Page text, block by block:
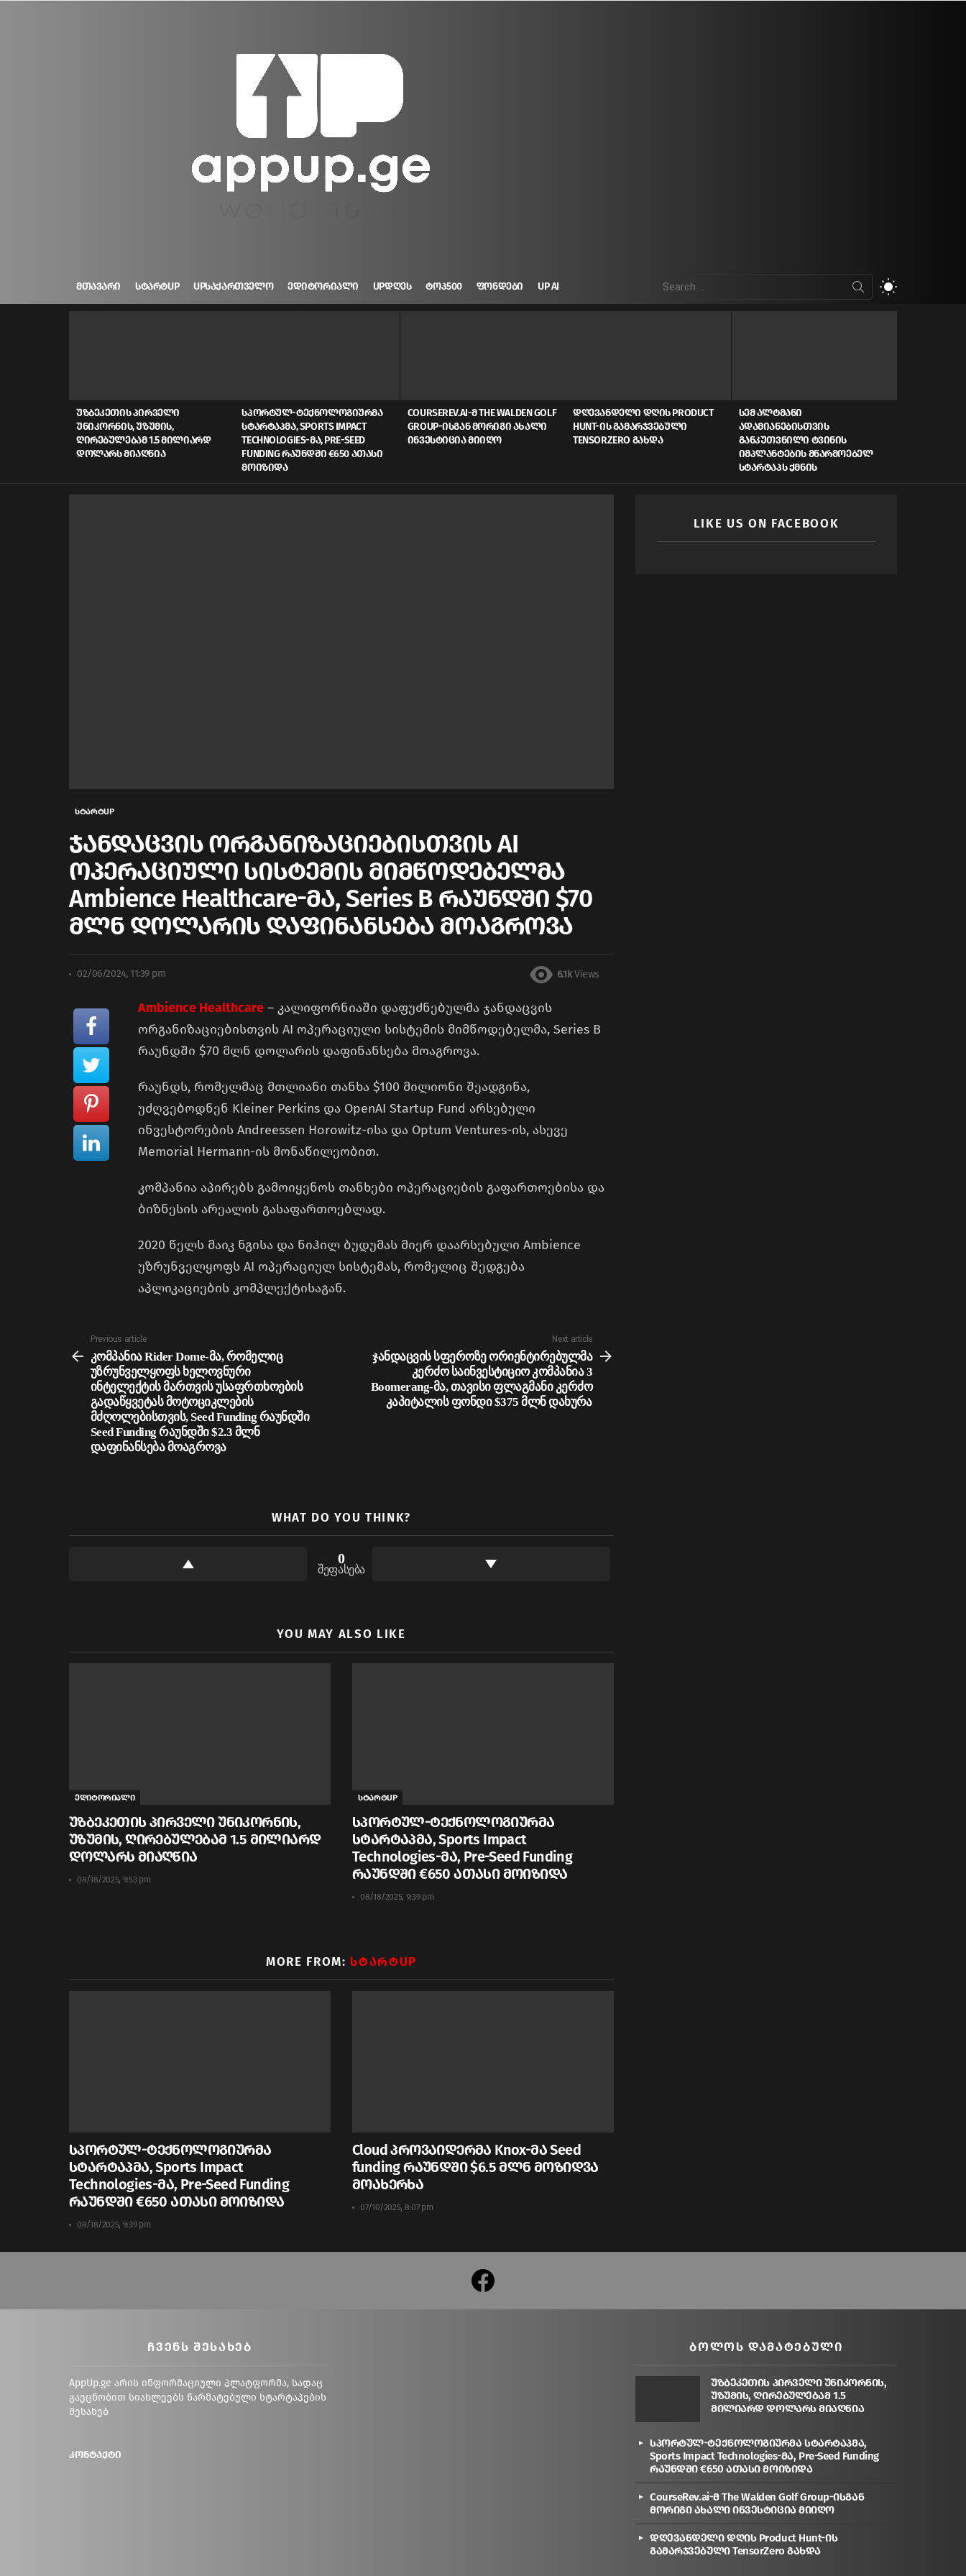
ᲛᲗᲐᲕᲐᲠᲘ ᲡᲢᲐᲠᲢUP UPᲡᲐᲥᲐᲠᲗᲕᲔᲚᲝ ᲔᲓᲘᲢᲝᲠᲘᲐᲚᲘ UPᲓᲦᲔᲡ ᲢᲝᲞ500 ᲤᲝᲜᲓᲔᲑᲘ UP AI
for:
ᲣᲖᲑᲔᲙᲔᲗᲘᲡ ᲞᲘᲠᲕᲔᲚᲘ
ᲣᲜᲘᲙᲝᲠᲜᲘᲡ, ᲣᲖᲣᲛᲘᲡ,
ᲦᲘᲠᲔᲑᲣᲚᲔᲑᲐᲛ 1.5 ᲛᲘᲚᲘᲐᲠᲓ
ᲓᲝᲚᲐᲠᲡ ᲛᲘᲐᲦᲬᲘᲐ
ᲡᲞᲝᲠᲢᲣᲚ-ᲢᲔᲥᲜᲝᲚᲝᲒᲘᲣᲠᲛᲐ
ᲡᲢᲐᲠᲢᲐᲞᲛᲐ, SPORTS IMPACT
TECHNOLOGIES-ᲛᲐ, PRE-SEED
FUNDING ᲠᲐᲣᲜᲓᲨᲘ €650 ᲐᲗᲐᲡᲘ
ᲛᲝᲘᲖᲘᲓᲐ
COURSEREV.AI-Მ THE WALDEN GOLF
GROUP-ᲘᲡᲒᲐᲜ ᲛᲝᲠᲘᲒᲘ ᲐᲮᲐᲚᲘ
ᲘᲜᲕᲔᲡᲢᲘᲪᲘᲐ ᲛᲘᲘᲦᲝ
ᲓᲦᲔᲕᲐᲜᲓᲔᲚᲘ ᲓᲦᲘᲡ PRODUCT
HUNT-ᲘᲡ ᲒᲐᲛᲐᲠᲯᲕᲔᲑᲣᲚᲘ
TENSORZERO ᲒᲐᲮᲓᲐ
ᲡᲔᲛ ᲐᲚᲢᲛᲐᲜᲘ
ᲐᲓᲐᲛᲘᲐᲜᲔᲑᲘᲡᲗᲕᲘᲡ
ᲒᲐᲜᲙᲣᲗᲕᲜᲘᲚᲘ ᲢᲕᲘᲜᲘᲡ
ᲘᲛᲞᲚᲐᲜᲢᲔᲑᲘᲡ ᲛᲬᲐᲠᲛᲝᲔᲑᲔᲚ
ᲡᲢᲐᲠᲢᲐᲞᲡ ᲥᲛᲜᲘᲡ
სტარტUP
ჯანდაცვის ორგანიზაციებისთვის AI
ოპერაციული სისტემის მიმწოდებელმა
Ambience Healthcare-მა, Series B რაუნდში $70
მლნ დოლარის დაფინანსება მოაგროვა
02/06/2024, 11:39 pm 6.1k Views
Ambience Healthcare – კალიფორნიაში დაფუძნებულმა ჯანდაცვის
ორგანიზაციებისთვის AI ოპერაციული სისტემის მიმწოდებელმა, Series B
რაუნდში $70 მლნ დოლარის დაფინანსება მოაგროვა.
რაუნდს, რომელმაც მთლიანი თანხა $100 მილიონი შეადგინა,
უძღვებოდნენ Kleiner Perkins და OpenAI Startup Fund არსებული
ინვესტორების Andreessen Horowitz-ისა და Optum Ventures-ის, ასევე
Memorial Hermann-ის მონაწილეობით.
კომპანია აპირებს გამოიყენოს თანხები ოპერაციების გაფართოებისა და
ბიზნესის არეალის გასაფართოებლად.
2020 წელს მაიკ ნგისა და ნიჰილ ბუდუმას მიერ დაარსებული Ambience
უზრუნველყოფს AI ოპერაციულ სისტემას, რომელიც შედგება
აპლიკაციების კომპლექტისაგან.
more
Previous article
კომპანია Rider Dome-მა, რომელიც
უზრუნველყოფს ხელოვნური
ინტელექტის მართვის უსაფრთხოების
გადაწყვეტას მოტოციკლების
მძღოლებისთვის, Seed Funding რაუნდში
Seed Funding რაუნდში $2.3 მლნ
დაფინანსება მოაგროვა
Next article
ჯანდაცვის სფეროზე ორიენტირებულმა
კერძო საინვესტიციო კომპანია 3
Boomerang-მა, თავისი ფლაგმანი კერძო
კაპიტალის ფონდი $375 მლნ დახურა
WHAT DO YOU THINK?
0
შეფასება
YOU MAY ALSO LIKE
ედიტორიალი
უზბეკეთის პირველი უნიკორნის,
უზუმის, ღირებულებამ 1.5 მილიარდ
დოლარს მიაღწია
08/18/2025, 9:53 pm
სტარტUP
სპორტულ-ტექნოლოგიურმა
სტარტაპმა, Sports Impact
Technologies-მა, Pre-Seed Funding
რაუნდში €650 ათასი მოიზიდა
08/18/2025, 9:39 pm
MORE FROM: ᲡᲢᲐᲠᲢUP
სპორტულ-ტექნოლოგიურმა
სტარტაპმა, Sports Impact
Technologies-მა, Pre-Seed Funding
რაუნდში €650 ათასი მოიზიდა
08/18/2025, 9:39 pm
Cloud პროვაიდერმა Knox-მა Seed
funding რაუნდში $6.5 მლნ მოზიდვა
მოახერხა
07/10/2025, 8:07 pm
LIKE US ON FACEBOOK
facebook
ᲩᲕᲔᲜᲡ ᲨᲔᲡᲐᲮᲔᲑ
AppUp.ge არის ინფორმაციული პლატფორმა, სადაც
გაეცნობით სიახლეებს წარმატებული სტარტაპების
შესახებ
კონტაქტი
ᲑᲝᲚᲝᲡ ᲓᲐᲛᲐᲢᲔᲑᲣᲚᲘ
უზბეკეთის პირველი უნიკორნის,
უზუმის, ღირებულებამ 1.5
მილიარდ დოლარს მიაღწია
სპორტულ-ტექნოლოგიურმა სტარტაპმა,
Sports Impact Technologies-მა, Pre-Seed Funding
რაუნდში €650 ათასი მოიზიდა
CourseRev.ai-მ The Walden Golf Group-ისგან
მორიგი ახალი ინვესტიცია მიიღო
დღევანდელი დღის Product Hunt-ის
გამარჯვებული TensorZero გახდა